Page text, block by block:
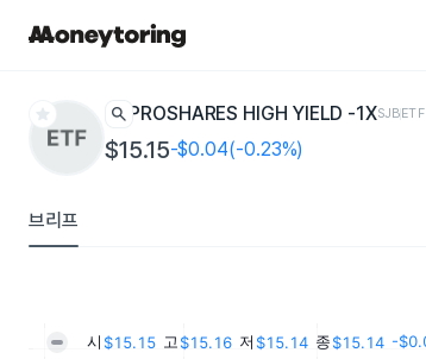
star search PROSHARES HIGH YIELD -1XSJBETF
$15.15-$0.04(-0.23%)
브리프